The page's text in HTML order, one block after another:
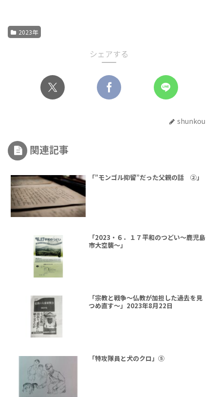
2023年
シェアする
shunkou
関連記事
「”モンゴル抑留”だった父親の話 ②」
「2023・６．１７平和のつどい～鹿児島
市大空襲～」
「宗教と戦争～仏教が加担した過去を見
つめ直す～」2023年8月22日
「特攻隊員と犬のクロ」⑤